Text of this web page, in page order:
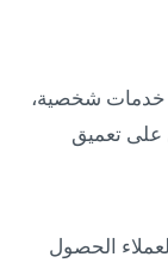
خدمات شخصية،
على تعميق
الحصول